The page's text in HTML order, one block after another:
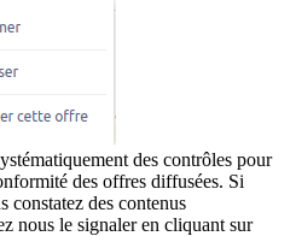
des contrôles pour
des offres diffusées. Si
constatez des contenus
nous le signaler en cliquant sur